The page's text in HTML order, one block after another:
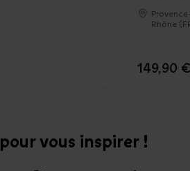
Rhône
149,90 €
vous inspirer !